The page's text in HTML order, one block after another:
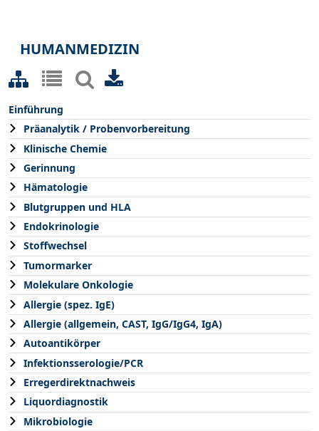
HUMANMEDIZIN
Einführung
Präanalytik / Probenvorbereitung
Klinische Chemie
Gerinnung
Hämatologie
Blutgruppen und HLA
Endokrinologie
Stoffwechsel
Tumormarker
Molekulare Onkologie
Allergie (spez. IgE)
Allergie (allgemein, CAST, IgG/IgG4, IgA)
Autoantikörper
Infektionsserologie/PCR
Erregerdirektnachweis
Liquordiagnostik
Mikrobiologie